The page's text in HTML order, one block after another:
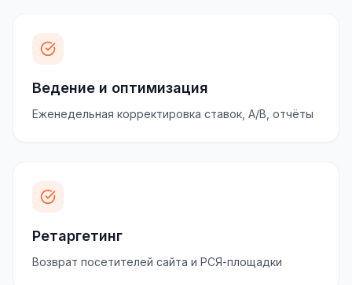
Ведение и оптимизация
Еженедельная корректировка ставок, A/B, отчёты
Ретаргетинг
Возврат посетителей сайта и РСЯ-площадки